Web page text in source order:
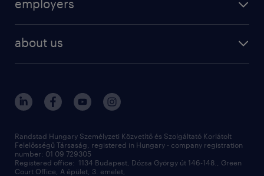
professional
contact us
employers
operational
professional
digital
contact us
about us
randstad hungary
our offices
sustainability
Randstad Hungary Személyzeti Közvetítő és Szolgáltató Korlátolt
Felelősségű Társaság, registered in Hungary - company registration
number: 01 09 729305
Registered office: 1134 Budapest, Dózsa György út 146-148., Green
Court Office, A épület, 3. emelet,